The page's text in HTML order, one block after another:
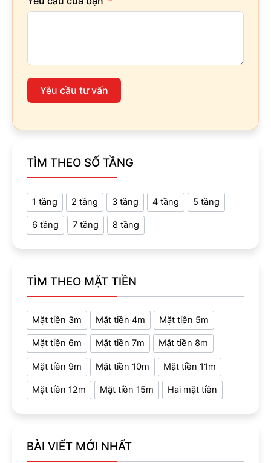
Yêu cầu tư vấn
TÌM THEO SỐ TẦNG
1 tầng 2 tầng 3 tầng 4 tầng 5 tầng
6 tầng 7 tầng 8 tầng
TÌM THEO MẶT TIỀN
Mặt tiền 3m Mặt tiền 4m Mặt tiền 5m
Mặt tiền 6m Mặt tiền 7m Mặt tiền 8m
Mặt tiền 9m Mặt tiền 10m Mặt tiền 11m
Mặt tiền 12m Mặt tiền 15m Hai mặt tiền
BÀI VIẾT MỚI NHẤT